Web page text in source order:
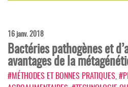
16 janv. 2018
Bactéries pathogènes et
avantages de la
#MÉTHODES ET BONNES PRATIQUES